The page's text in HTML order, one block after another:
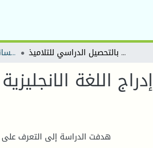
Graduate Reports - تقارير الليسانس إدراج اللغة الانجليزية في السنة الثالثة من الطور الابتدائي وعلاقته بالتحصيل الدراسي للتلاميذ
إدراج اللغة
هدفت الدراسة إلى التعرف على